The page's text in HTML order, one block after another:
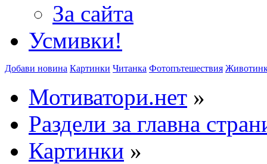
За сайта
Усмивки!
Добави новина Картинки Читанка Фотопътешествия
Мотиватори.нет »
Раздели за главна
Картинки »